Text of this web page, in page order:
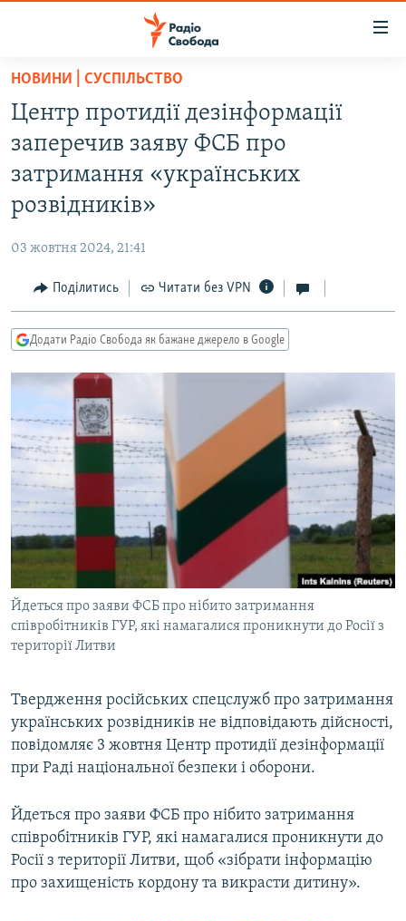
Перейти
основного
матеріалу
Перейти
до
основної
Перейти
пошуку
ВСЕ ЗА ДОБУ
СТАТТІ
ПОЛІТИКА
КУЛЬТУРА
СПОРТ
ДОНБАС.РЕАЛІЇ
КРИМ.РЕАЛІЇ
ТИ ЯК?
ПРИАЗОВ’Я
КИТАЙ.ВИКЛИКИ
МУЛЬТИМЕДІА
ФОТО
СПЕЦПРОЄКТИ
ПОДКАСТИ
КРИМ РЕАЛІЇ
РУС
УКР
КТАТ
ДОЛУЧАЙСЯ!
Усі сайти RFE/RL
НОВИНИ | СУСПІЛЬСТВО
Центр протидії дезінформації
заперечив заяву ФСБ про
затримання «українських
розвідників»
03 жовтня 2024, 21:41
Поділитись Читати без VPN
Додати Радіо Свобода як бажане джерело в Google
Йдеться про заяви ФСБ про нібито затримання
співробітників ГУР, які намагалися проникнути до Росії з
території Литви
Твердження російських спецслужб про затримання
українських розвідників не відповідають дійсності,
повідомляє 3 жовтня Центр протидії дезінформації
при Раді національної безпеки і оборони.
Йдеться про заяви ФСБ про нібито затримання
співробітників ГУР, які намагалися проникнути до
Росії з території Литви, щоб «зібрати інформацію
про захищеність кордону та викрасти дитину».